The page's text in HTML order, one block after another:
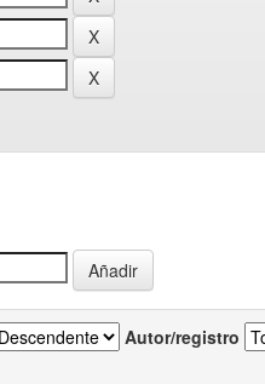
Autor/registro